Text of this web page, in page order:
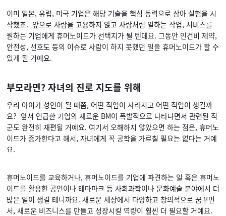
이미 일본, 유럽, 미국 기업은 해당 기술을 핵심 동력으로 삼아 실험을 시
작했죠. 앞으로 사람을 고용하지 않고 사람처럼 일하는 작업, 서비스를
원하는 기업에게 휴머노이드가 선택지가 될 텐데요. 그동안 인건비 제약,
안전성, 선호도 등의 이슈로 사람이 하지 못했던 일을 휴머노이드가 할 수
있게 될 거예요.
부모라면? 자녀의 진로 지도를 위해
우리 아이가 성인이 될 때쯤, 어떤 직업이 사라지고 어떤 직업이 생길까
요? 앞서 언급한 기업의 새로운 BM이 폭발적으로 나타나면서 관련된 직
군도 완전히 재편될 거예요. 여기서 오해하지 않았으면 하는 점은, 휴머노
이드가 증가한다고 해서, 자녀에게 꼭 공학을 가르칠 필요는 없다는 거예
요.
휴머노이드를 교육하거나, 휴머노이드를 기업에 파견하는 일 혹은 휴머노
이드를 활용한 공연이나 테마파크 등 사회과학이나 문화예술 분야에서 더
많은 일이 생길 테니까요. 새로운 세상에서 다양하고 창의적으로 꿈꾸면
서, 새로운 비즈니스를 만들고 성장시킬 역량이 훨씬 더 필요할 거예요.